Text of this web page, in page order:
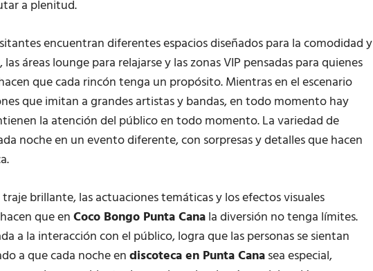
a plenitud.
encuentran diferentes espacios diseñados para la comodidad y
áreas lounge para relajarse y las zonas VIP pensadas para quienes
que cada rincón tenga un propósito. Mientras en el escenario
que imitan a grandes artistas y bandas, en todo momento hay
la atención del público en todo momento. La variedad de
noche en un evento diferente, con sorpresas y detalles que hacen
brillante, las actuaciones temáticas y los efectos visuales
que enCoco Bongo Punta Canala diversión no tenga límites.
a la interacción con el público, logra que las personas se sientan
a que cada noche endiscoteca en Punta Canasea especial,